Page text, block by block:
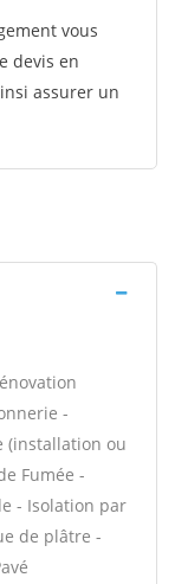
vous
devis en
assurer un
-
(installation ou
Fumée -
- Isolation par
de plâtre -